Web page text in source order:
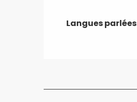
Langues parlées
Langues parlées